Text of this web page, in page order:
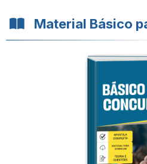
Material Básico